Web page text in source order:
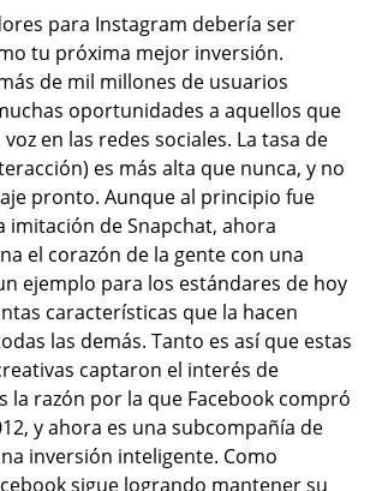
para Instagram debería ser
tu próxima mejor inversión.
de mil millones de usuarios
oportunidades a aquellos que
en las redes sociales. La tasa de
es más alta que nunca, y no
pronto. Aunque al principio fue
imitación de Snapchat, ahora
el corazón de la gente con una
ejemplo para los estándares de hoy
características que la hacen
las demás. Tanto es así que estas
captaron el interés de
la razón por la que Facebook compró
y ahora es una subcompañía de
inversión inteligente. Como
sigue logrando mantener su